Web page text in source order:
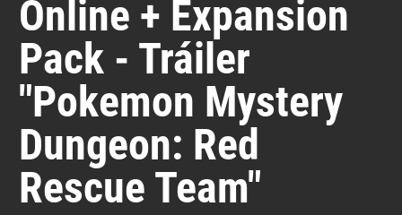
Online + Expansion
Pack - Tráiler
"Pokemon Mystery
Dungeon: Red
Rescue Team"